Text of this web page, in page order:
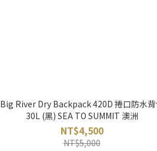
Big River Dry Backpack 420D 捲口防水
30L (黑) SEA TO SUMMIT 澳洲
NT$4,500
NT$5,000